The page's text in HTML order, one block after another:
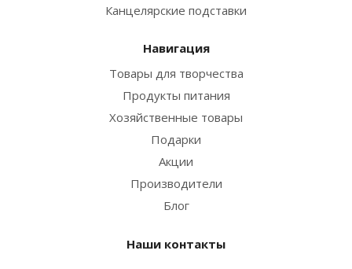
Канцелярские подставки
Навигация
Товары для творчества
Продукты питания
Хозяйственные товары
Подарки
Акции
Производители
Блог
Наши контакты